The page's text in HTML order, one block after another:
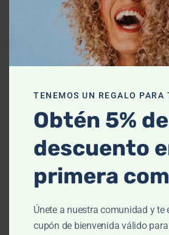
Evitar contacto con ojos y
Mantener fuera del alcance
También te
TENEMOS UN REGALO PARA
Obtén 5% de
descuento
primera
Únete a nuestra comunidad y te
cupón de bienvenida válido